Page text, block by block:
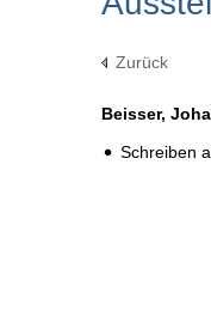
Zurück
Beisser,
Schreiben